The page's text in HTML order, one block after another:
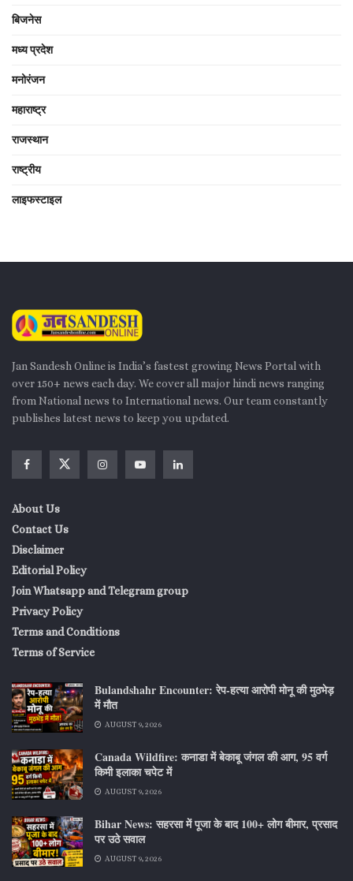
बिजनेस
मध्य प्रदेश
मनोरंजन
महाराष्ट्र
राजस्थान
राष्ट्रीय
लाइफस्टाइल
Jan Sandesh Online is India’s fastest growing News Portal with
over 150+ news each day. We cover all major hindi news ranging
from National news to International news. Our team constantly
publishes latest news to keep you updated.
About Us
Contact Us
Disclaimer
Editorial Policy
Join Whatsapp and Telegram group
Privacy Policy
Terms and Conditions
Terms of Service
Bulandshahr Encounter: रेप-हत्या आरोपी मोनू की मुठभेड़
में मौत
AUGUST 9, 2026
Canada Wildfire: कनाडा में बेकाबू जंगल की आग, 95 वर्ग
किमी इलाका चपेट में
AUGUST 9, 2026
Bihar News: सहरसा में पूजा के बाद 100+ लोग बीमार, प्रसाद
पर उठे सवाल
AUGUST 9, 2026